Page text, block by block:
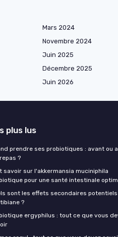
Mars 2024
Novembre 2024
Juin 2025
Décembre 2025
Juin 2026
plus lus
prendre ses probiotiques : avant ou
?
savoir sur l'akkermansia muciniphila
pour une santé intestinale
sont les effets secondaires
?
ergyphilus : tout ce que vous